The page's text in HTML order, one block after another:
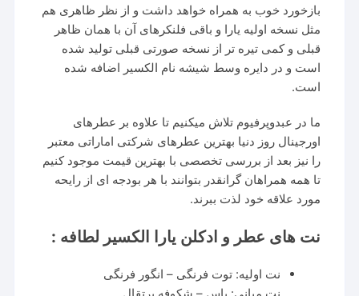
بازخورد خوب به همراه خواهد داشت و از نظر ظاهری هم
مثل نسخه اولیه یارا و باقی فلنکرهای آن با همان ظاهر
قبلی و کمی تیره تر از نسخه صورتی قبلی تولید شده
است و در دایره وسط شیشه نام الکسیر اضافه شده
است.
ما در عبدوپرفیوم تلاش میکنیم تا علاوه بر عطرهای
اورجینال روز دنیا بهترین عطرهای شرکتی اماراتی معتبر
را نیز بعد از بررسی تخصصی با بهترین قیمت موجود کنیم
تا همه همراهان گرانقدر بتوانند با هر بودجه ای از رایحه
مورد علاقه خود لذت ببرند.
نت های عطر و ادکلن یارا الکسیر لطافه :
نت اولیه: توت فرنگی – انگور فرنگی